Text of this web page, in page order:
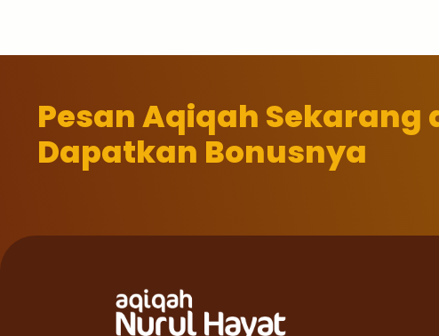
Pesan Aqiqah Sekarang
Dapatkan Bonusnya